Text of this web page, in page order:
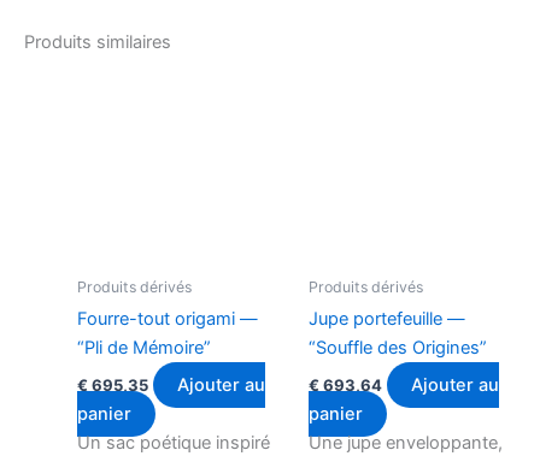
Produits similaires
Produits dérivés
Fourre-tout origami —
“Pli de Mémoire”
€ 695,35
Ajouter au
panier
Un sac poétique inspiré
Produits dérivés
Jupe portefeuille —
“Souffle des Origines”
€ 693,64
Ajouter au
panier
Une jupe enveloppante,